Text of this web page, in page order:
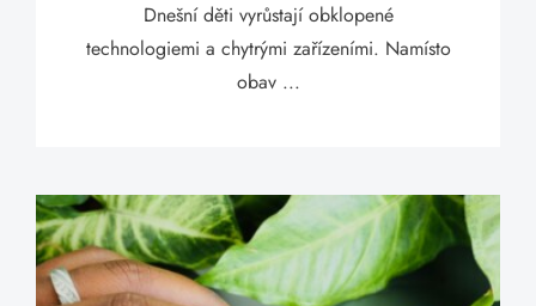
Dnešní děti vyrůstají obklopené
technologiemi a chytrými zařízeními. Namísto
obav ...